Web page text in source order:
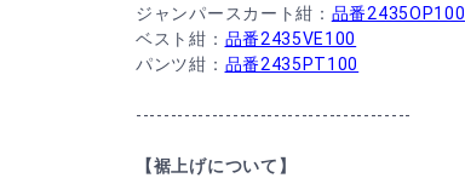
ジャンパースカート紺： 品番2435OP100
ベスト紺： 品番2435VE100
パンツ紺： 品番2435PT100
----------------------------------------
【裾上げについて】